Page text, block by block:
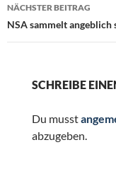
NÄCHSTER BEITRAG
NSA sammelt angeblich
SCHREIBE
Du musst
abzugeben.